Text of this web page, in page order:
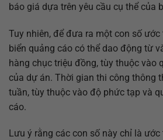
báo giá dựa trên yêu cầu cụ thể của
Tuy nhiên, để đưa ra một con số
biển quảng cáo có thể dao động từ
hàng chục triệu đồng, tùy thuộc vào
của dự án. Thời gian thi công thông
tuần, tùy thuộc vào độ phức tạp và
cáo.
Lưu ý rằng các con số này chỉ là